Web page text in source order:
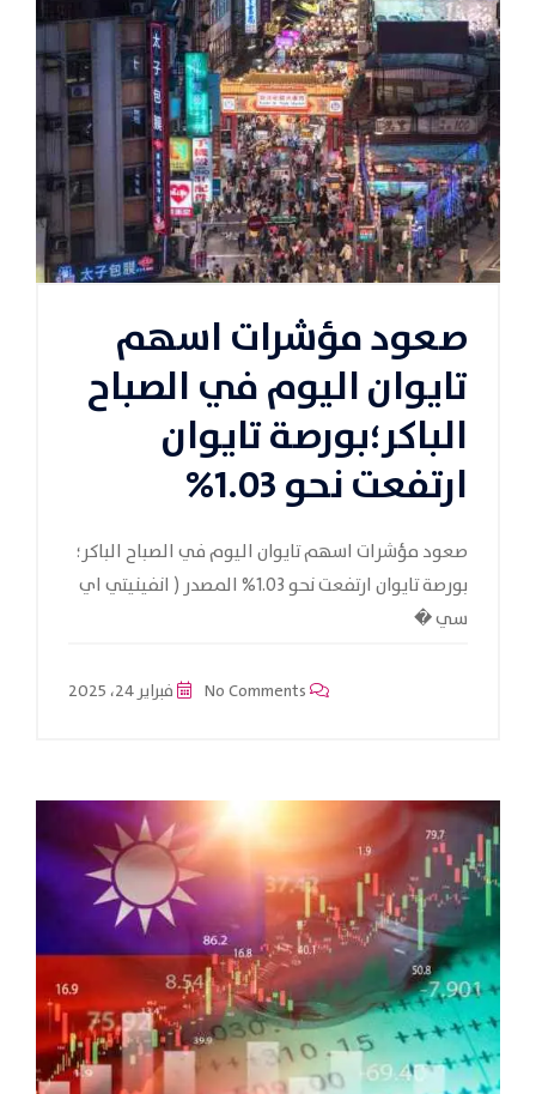
صعود مؤشرات اسهم
تايوان اليوم في الصباح
الباكر؛بورصة تايوان
ارتفعت نحو 1.03%
صعود مؤشرات اسهم تايوان اليوم في الصباح الباكر؛
بورصة تايوان ارتفعت نحو 1.03% المصدر ( انفينيتي اي
سي �
فبراير 24، 2025